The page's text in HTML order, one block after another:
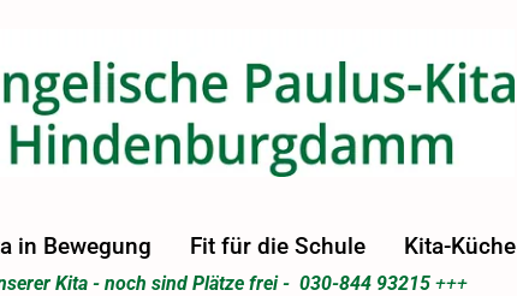
in Bewegung Fit für die Schule Kita-Küche
Kita - noch sind Plätze frei - 030-844 93215+++